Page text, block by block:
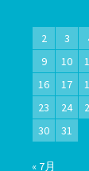
2
3
9
10
16
17
23
24
30
31
« 7月